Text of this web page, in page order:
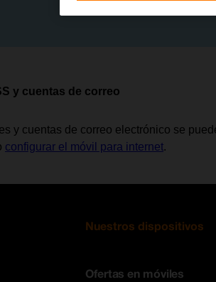
y cuentas de correo
y cuentas de correo electrónico se
configurar el móvil para internet.
Nuestros dispositivos
Ofertas en móviles